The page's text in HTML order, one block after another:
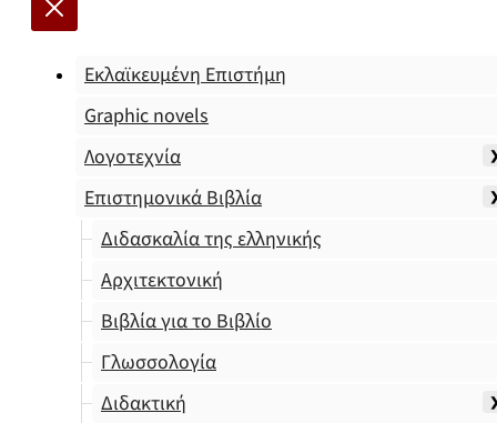
Εκλαϊκευμένη Επιστήμη
Graphic novels
Λογοτεχνία
Επιστημονικά Βιβλία
Διδασκαλία της ελληνικής
Αρχιτεκτονική
Βιβλία για το Βιβλίο
Γλωσσολογία
Διδακτική